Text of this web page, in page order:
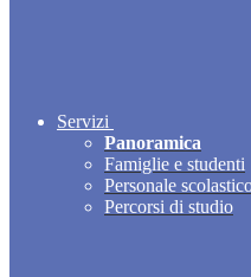
Servizi
Panoramica
Famiglie e studenti
Personale
Percorsi di studio